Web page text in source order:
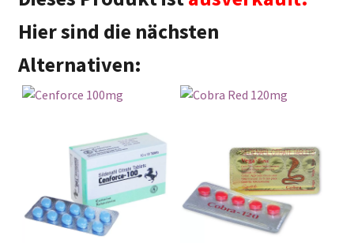
Hier sind die nächsten
Alternativen: